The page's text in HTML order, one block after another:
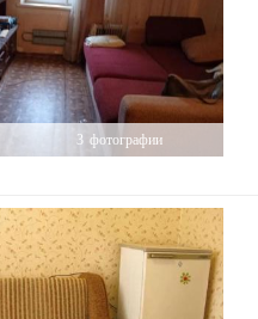
фотографии
3